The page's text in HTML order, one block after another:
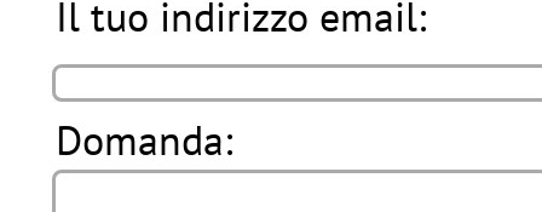
Il tuo indirizzo email:
Domanda: